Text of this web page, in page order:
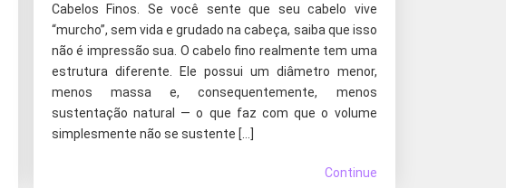
Cabelos Finos. Se você sente que seu cabelo vive
“murcho”, sem vida e grudado na cabeça, saiba que isso
não é impressão sua. O cabelo fino realmente tem uma
estrutura diferente. Ele possui um diâmetro menor,
menos massa e, consequentemente, menos
sustentação natural — o que faz com que o volume
simplesmente não se sustente […]
Continue